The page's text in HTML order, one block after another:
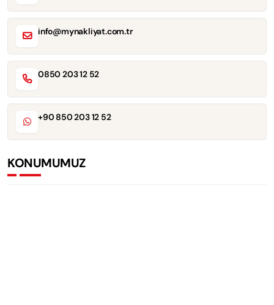
info@mynakliyat.com.tr
0850 203 12 52
+90 850 203 12 52
KONUMUMUZ